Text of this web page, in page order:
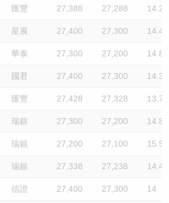
匯豐 27,388 27,288 14.2
星展 27,400 27,300 14.4
華泰 27,300 27,200 14.8
國君 27,400 27,300 14.3
匯豐 27,428 27,328 13.7
瑞銀 27,300 27,200 14.8
瑞銀 27,200 27,100 15.5
瑞銀 27,338 27,238 14.4
信證 27,400 27,300 14